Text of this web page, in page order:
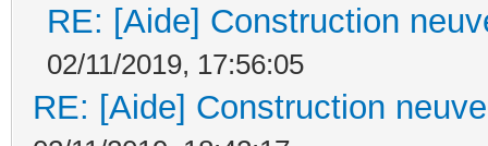
RE: [Aide] Construction
02/11/2019, 17:56:05
RE: [Aide] Construction